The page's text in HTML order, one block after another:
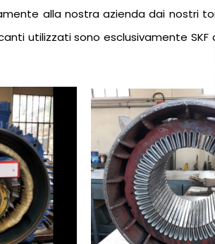
alla nostra azienda dai nostri
utilizzati sono esclusivamente SKF